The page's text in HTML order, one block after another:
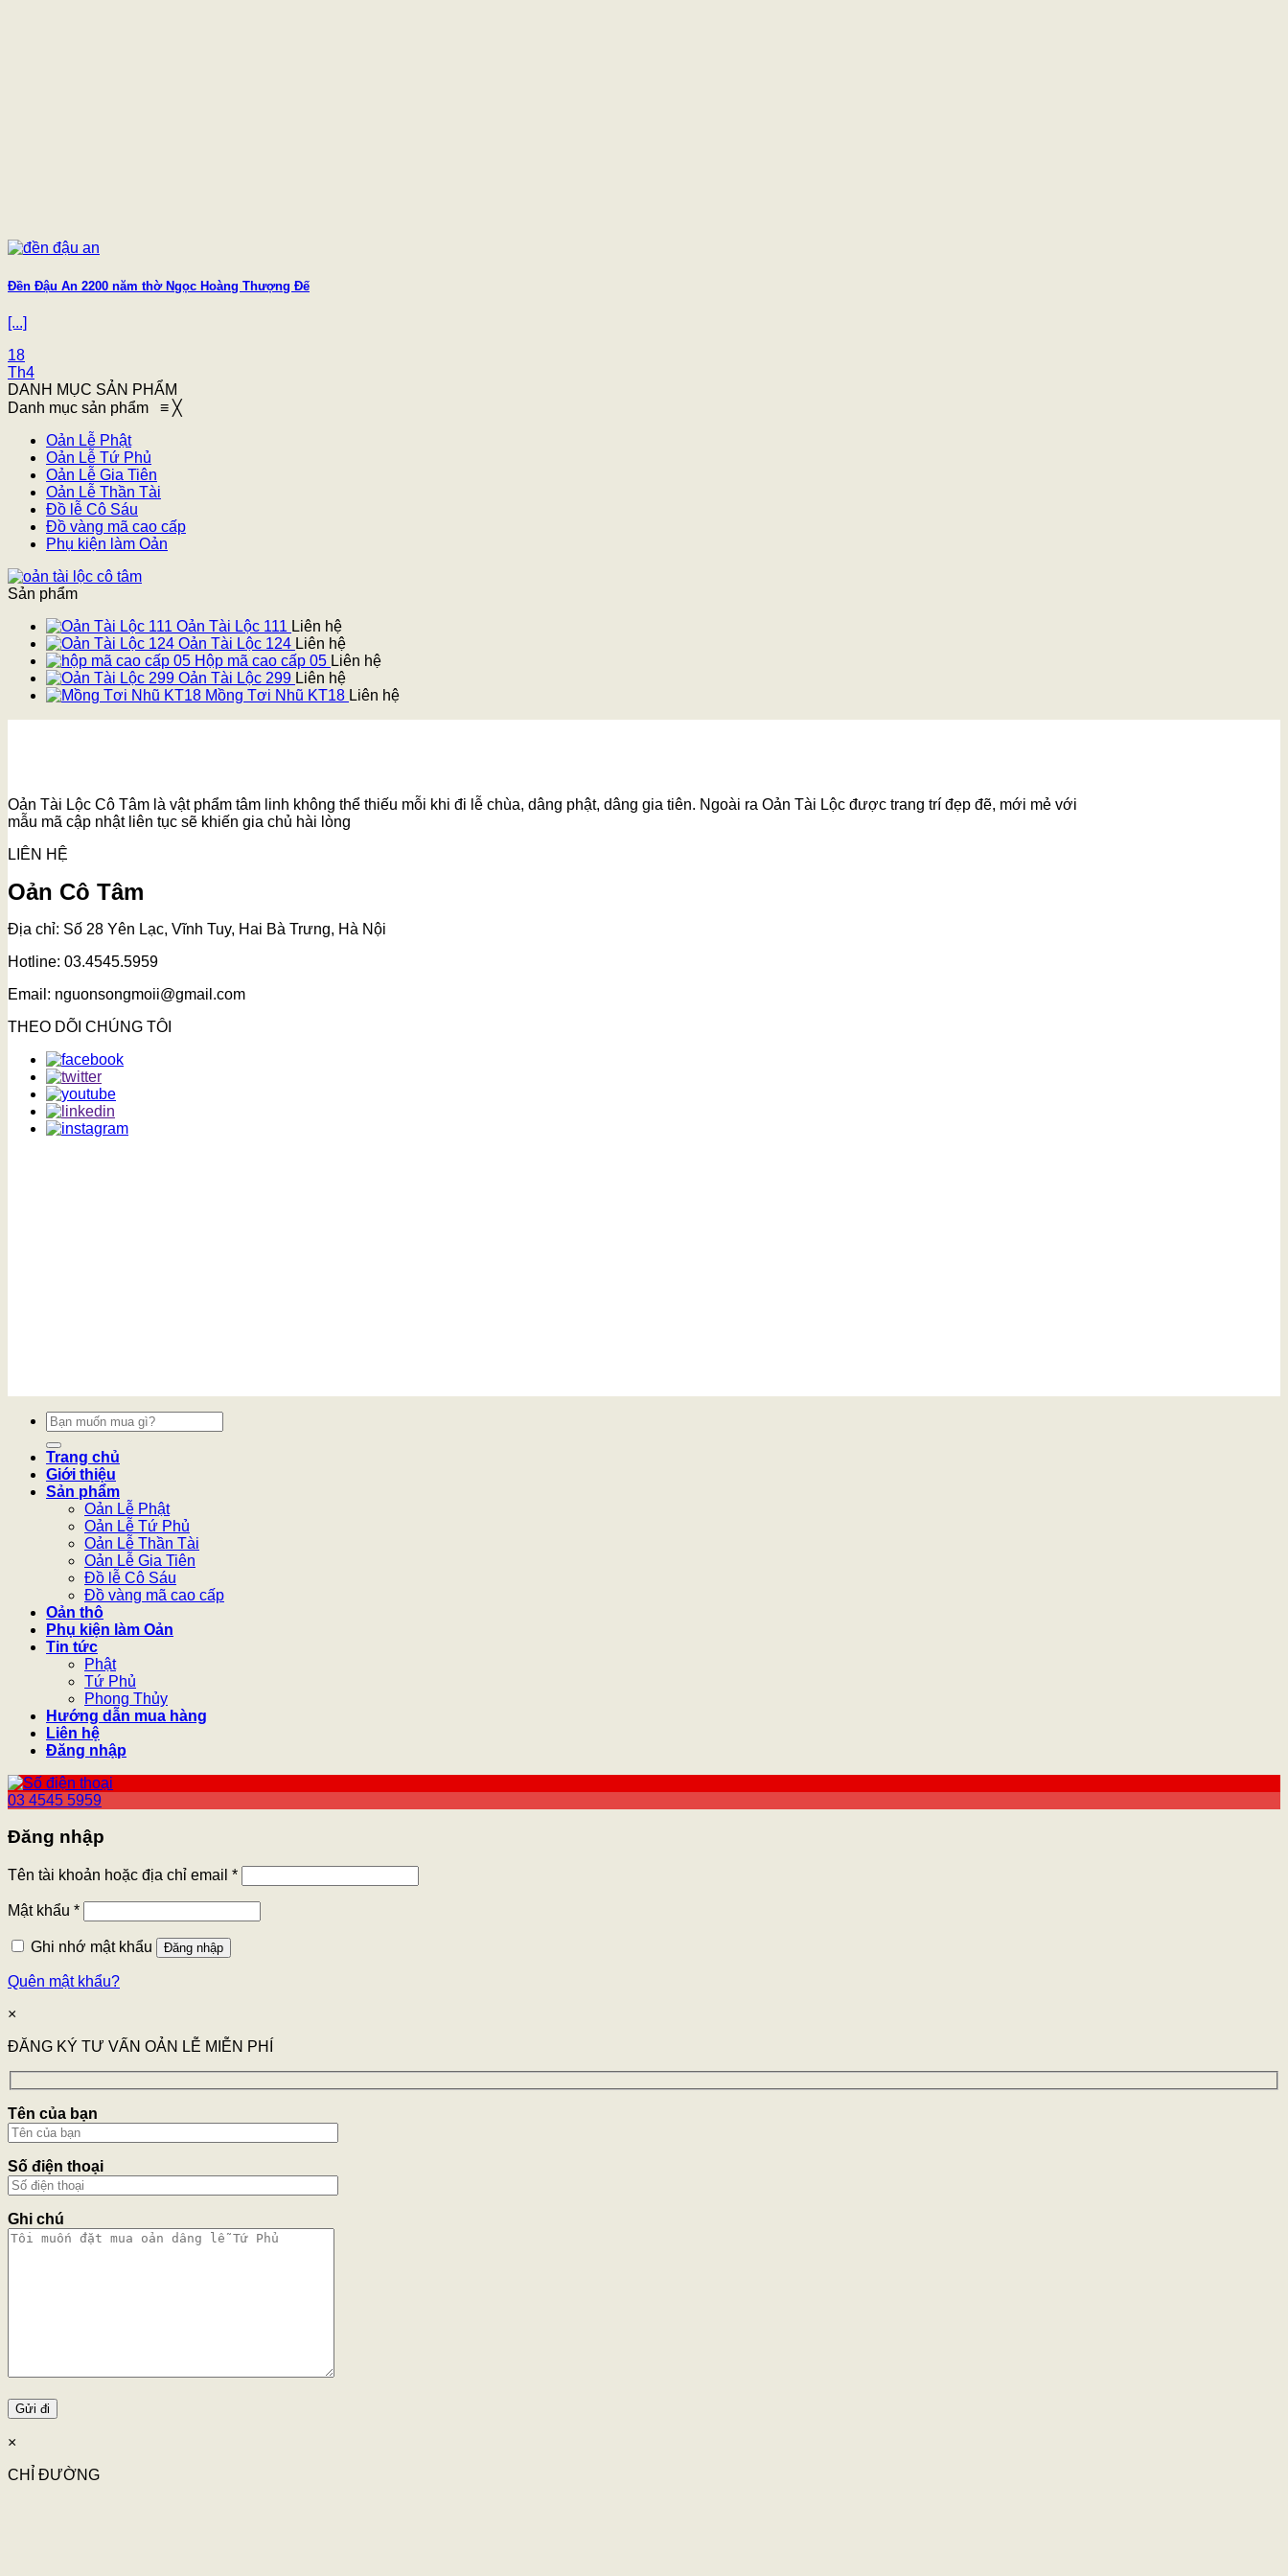
Đền Đậu An 2200 năm thờ Ngọc Hoàng Thượng Đế
[...]
18
Th4
DANH MỤC SẢN PHẨM
Danh mục sản phẩm ≡ ╳
Oản Lễ Phật
Oản Lễ Tứ Phủ
Oản Lễ Gia Tiên
Oản Lễ Thần Tài
Đồ lễ Cô Sáu
Đồ vàng mã cao cấp
Phụ kiện làm Oản
Sản phẩm
Oản Tài Lộc 111 Liên hệ
Oản Tài Lộc 124 Liên hệ
Hộp mã cao cấp 05 Liên hệ
Oản Tài Lộc 299 Liên hệ
Mồng Tơi Nhũ KT18 Liên hệ
Oản Tài Lộc Cô Tâm là vật phẩm tâm linh không thể thiếu mỗi khi đi lễ chùa, dâng phật, dâng gia tiên. Ngoài ra Oản Tài Lộc được trang trí đẹp đẽ, mới mẻ với
mẫu mã cập nhật liên tục sẽ khiến gia chủ hài lòng
LIÊN HỆ
Oản Cô Tâm
Địa chỉ: Số 28 Yên Lạc, Vĩnh Tuy, Hai Bà Trưng, Hà Nội
Hotline: 03.4545.5959
Email: nguonsongmoii@gmail.com
THEO DÕI CHÚNG TÔI
Tìm
kiếm:
Trang chủ
Giới thiệu
Sản phẩm
Oản Lễ Phật
Oản Lễ Tứ Phủ
Oản Lễ Thần Tài
Oản Lễ Gia Tiên
Đồ lễ Cô Sáu
Đồ vàng mã cao cấp
Oản thô
Phụ kiện làm Oản
Tin tức
Phật
Tứ Phủ
Phong Thủy
Hướng dẫn mua hàng
Liên hệ
Đăng nhập
03 4545 5959
Đăng nhập
Tên tài khoản hoặc địa chỉ email *
Mật khẩu *
Ghi nhớ mật khẩu Đăng nhập
Quên mật khẩu?
×
ĐĂNG KÝ TƯ VẤN OẢN LỄ MIỄN PHÍ
Tên của bạn
Số điện thoại
Ghi chú
×
CHỈ ĐƯỜNG